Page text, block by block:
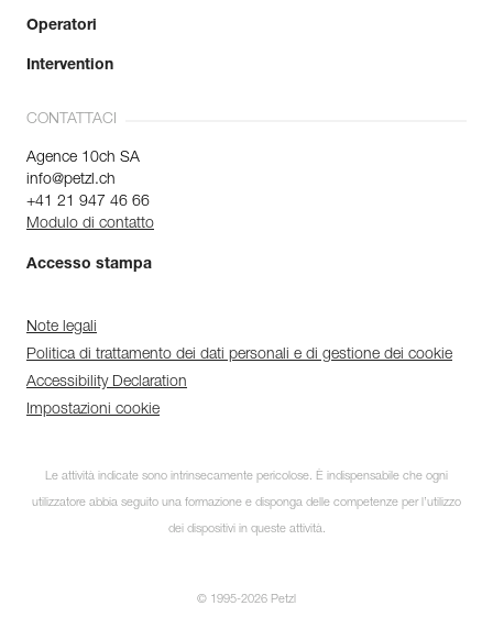
Operatori
Intervention
CONTATTACI
Agence 10ch SA
info@petzl.ch
+41 21 947 46 66
Modulo di contatto
Accesso stampa
Note legali
Politica di trattamento dei dati personali e di gestione dei cookie
Accessibility Declaration
Impostazioni cookie
Le attività indicate sono intrinsecamente pericolose. È indispensabile che ogni
utilizzatore abbia seguito una formazione e disponga delle competenze per l’utilizzo
dei dispositivi in queste attività.
© 1995-2026 Petzl